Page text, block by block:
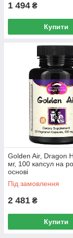
1 494 ₴
Купити
Golden Air, Dragon
мг, 100 капсул на
основі
Під замовлення
2 481 ₴
Купити